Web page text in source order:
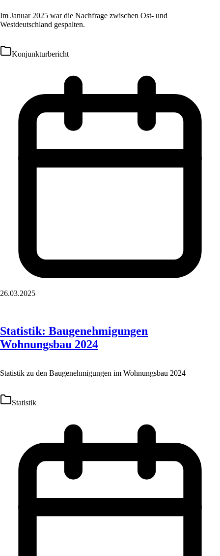
Im Januar 2025 war die Nachfrage zwischen Ost- und
Westdeutschland gespalten.
Konjunkturbericht
26.03.2025
Statistik: Baugenehmigungen
Wohnungsbau 2024
Statistik zu den Baugenehmigungen im Wohnungsbau 2024
Statistik